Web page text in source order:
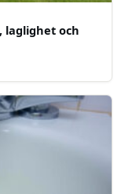
laglighet och